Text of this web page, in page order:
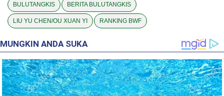
BULUTANGKIS BERITA BULUTANGKIS
LIU YU CHEN/OU XUAN YI RANKING BWF